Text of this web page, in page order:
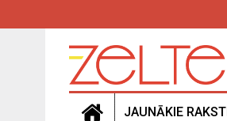
JAUNĀKIE RAKSTI